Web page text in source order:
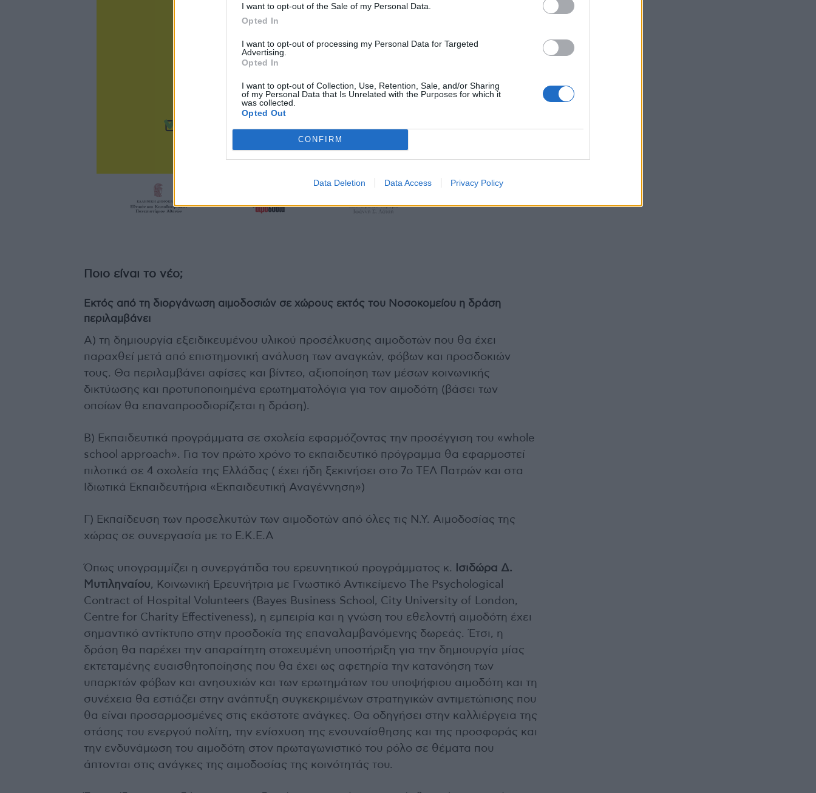
I want to opt-out of the Sale of my Personal Data.
Opted In
I want to opt-out of processing my Personal Data for Targeted
Advertising.
Opted In
I want to opt-out of Collection, Use, Retention, Sale, and/or Sharing
of my Personal Data that Is Unrelated with the Purposes for which it
was collected.
Opted Out
CONFIRM
Data Deletion Data Access Privacy Policy
Ποιο είναι το νέο;
Εκτός από τη διοργάνωση αιμοδοσιών σε χώρους εκτός του Νοσοκομείου η δράση
περιλαμβάνει
Α) τη δημιουργία εξειδικευμένου υλικού προσέλκυσης αιμοδοτών που θα έχει
παραχθεί μετά από επιστημονική ανάλυση των αναγκών, φόβων και προσδοκιών
τους. Θα περιλαμβάνει αφίσες και βίντεο, αξιοποίηση των μέσων κοινωνικής
δικτύωσης και προτυποποιημένα ερωτηματολόγια για τον αιμοδότη (βάσει των
οποίων θα επαναπροσδιορίζεται η δράση).
Β) Εκπαιδευτικά προγράμματα σε σχολεία εφαρμόζοντας την προσέγγιση του «whole
school approach». Για τον πρώτο χρόνο το εκπαιδευτικό πρόγραμμα θα εφαρμοστεί
πιλοτικά σε 4 σχολεία της Ελλάδας ( έχει ήδη ξεκινήσει στο 7ο ΤΕΛ Πατρών και στα
Ιδιωτικά Εκπαιδευτήρια «Εκπαιδευτική Αναγέννηση»)
Γ) Εκπαίδευση των προσελκυτών των αιμοδοτών από όλες τις Ν.Υ. Αιμοδοσίας της
χώρας σε συνεργασία με το Ε.Κ.Ε.Α
Όπως υπογραμμίζει η συνεργάτιδα του ερευνητικού προγράμματος κ.
Ισιδώρα Δ.
Μυτιληναίου, Κοινωνική Ερευνήτρια με Γνωστικό Αντικείμενο The Psychological
Contract of Hospital Volunteers (Bayes Business School, City University of London,
Centre for Charity Effectiveness), η εμπειρία και η γνώση του εθελοντή αιμοδότη έχει
σημαντικό αντίκτυπο στην προσδοκία της επαναλαμβανόμενης δωρεάς. Έτσι, η
δράση θα παρέχει την απαραίτητη στοχευμένη υποστήριξη για την δημιουργία μίας
εκτεταμένης ευαισθητοποίησης που θα έχει ως αφετηρία την κατανόηση των
υπαρκτών φόβων και ανησυχιών και των ερωτημάτων του υποψήφιου αιμοδότη και τη
συνέχεια θα εστιάζει στην ανάπτυξη συγκεκριμένων στρατηγικών αντιμετώπισης που
θα είναι προσαρμοσμένες στις εκάστοτε ανάγκες. Θα οδηγήσει στην καλλιέργεια της
στάσης του ενεργού πολίτη, την ενίσχυση της ενσυναίσθησης και της προσφοράς και
την ενδυνάμωση του αιμοδότη στον πρωταγωνιστικό του ρόλο σε θέματα που
άπτονται στις ανάγκες της αιμοδοσίας της κοινότητάς του.